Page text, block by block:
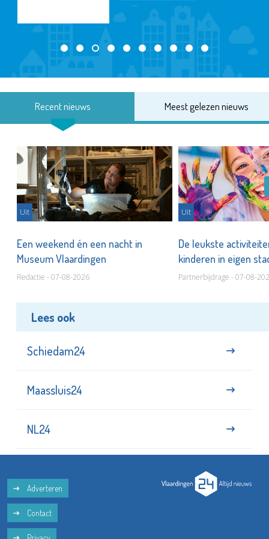
Recent nieuws Meest gelezen nieuws
Uit
Een weekend én een nacht in
Museum Vlaardingen
Redactie - 07-08-2026
Uit
De leukste
kinderen in eigen
Partnerbijdrage - 07-08-
Lees ook
Schiedam24
Maassluis24
NL24
Adverteren
Contact